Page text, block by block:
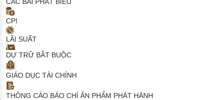
CPI
LÃI SUẤT
DỰ TRỮ BẮT BUỘC
GIÁO DỤC TÀI CHÍNH
THÔNG CÁO BÁO CHÍ ẤN PHẨM PHÁT HÀNH